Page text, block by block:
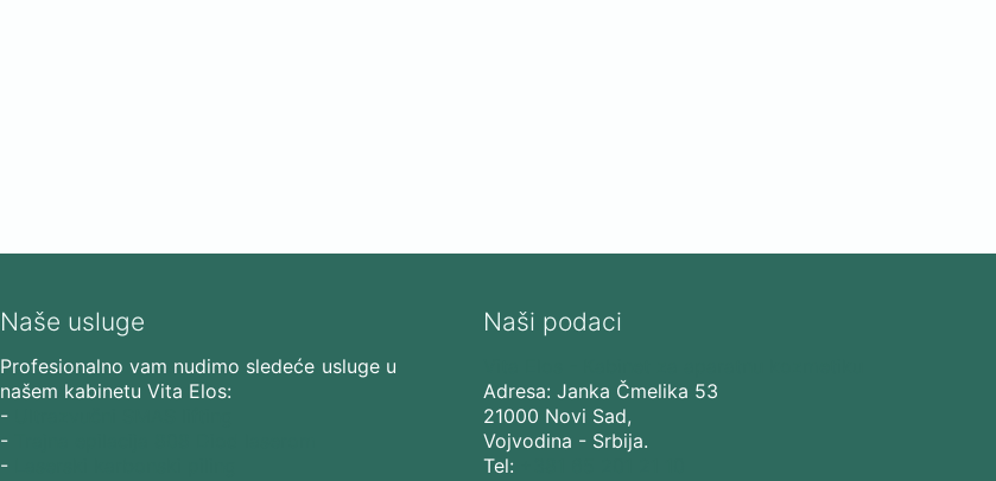
Naše usluge
Profesionalno vam nudimo sledeće usluge u
našem kabinetu Vita Elos:
-
-
-
Naši podaci
Adresa: Janka Čmelika 53
21000 Novi Sad,
Vojvodina - Srbija.
Tel: